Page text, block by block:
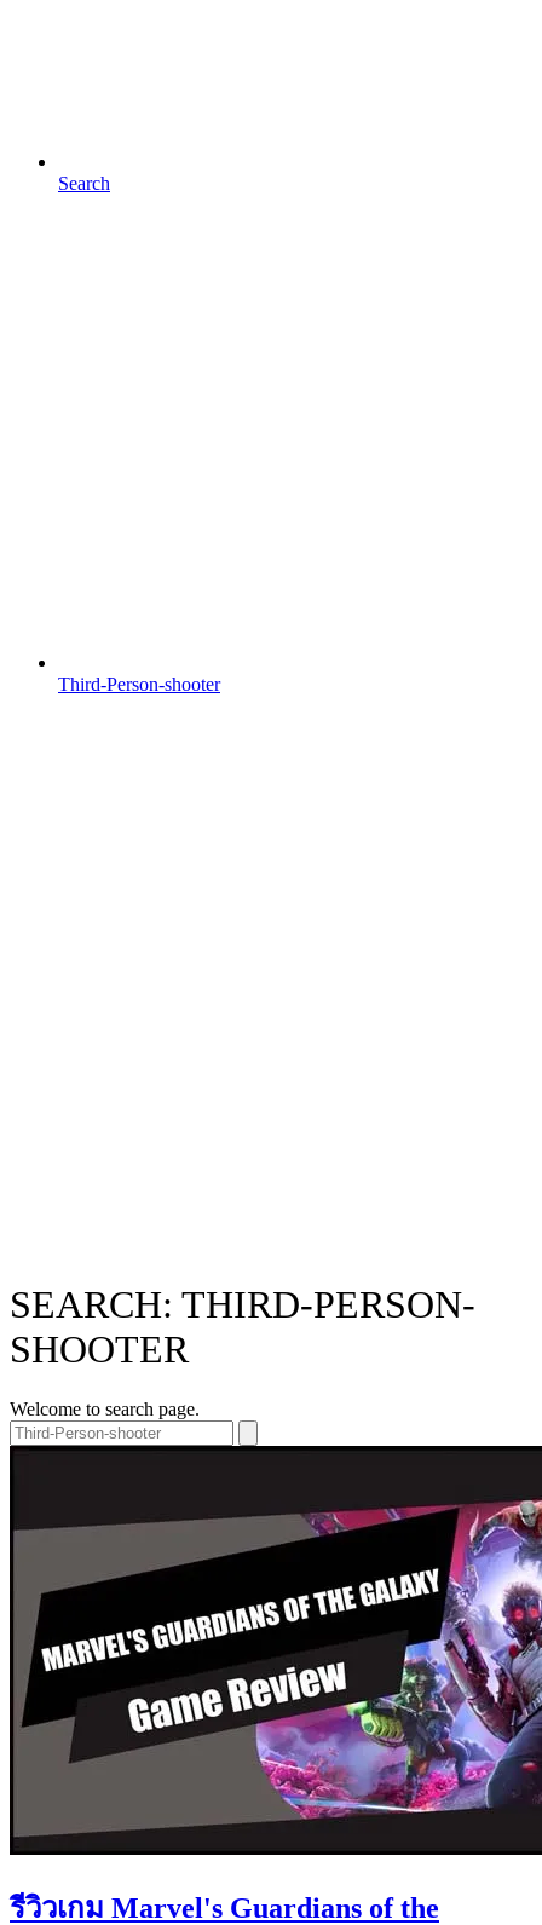
Search
Third-Person-shooter
SEARCH: THIRD-PERSON-
SHOOTER
Welcome to search page.
รีวิวเกม Marvel's Guardians of the